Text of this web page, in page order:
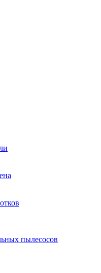
пылесосов